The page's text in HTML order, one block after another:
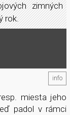
zimných
rok.
info
miesta jeho
padol v rámci